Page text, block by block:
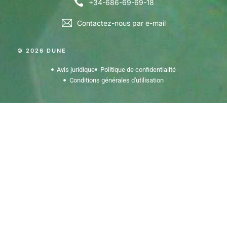
+34-686-69-69-18
Contactez-nous par e-mail
© 2026 DUNE
Avis juridique
Politique de confidentialité
Conditions générales d'utilisation